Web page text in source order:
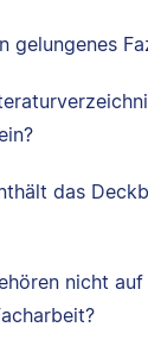
gelungenes
das
nicht auf